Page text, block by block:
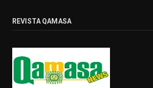
REVISTA QAMASA